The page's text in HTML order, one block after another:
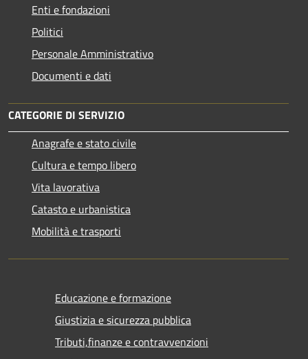
Enti e fondazioni
Politici
Personale Amministrativo
Documenti e dati
CATEGORIE DI SERVIZIO
Anagrafe e stato civile
Cultura e tempo libero
Vita lavorativa
Catasto e urbanistica
Mobilità e trasporti
Educazione e formazione
Giustizia e sicurezza pubblica
Tributi,finanze e contravvenzioni